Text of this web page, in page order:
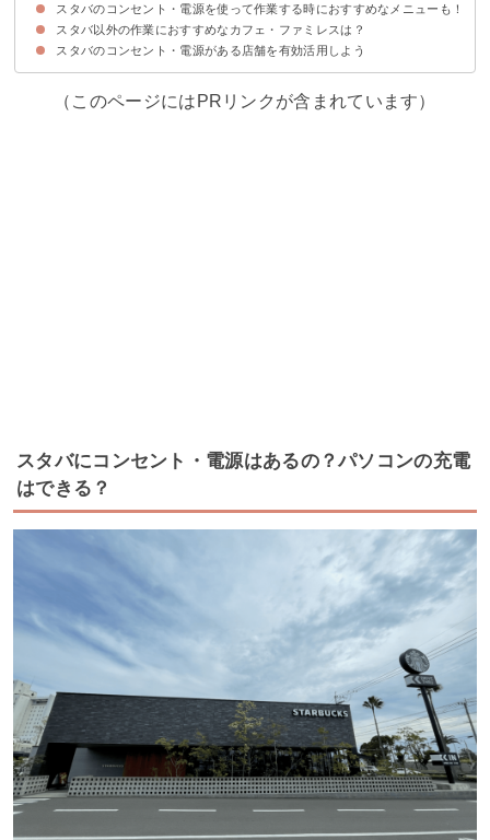
①スタバのコンセントの位置・場所はどこ？
②スタバのコンセントを使う際に確認はいる？勝手に使っていい？
③長時間の勉強・作業は避ける
④USBでの充電はできる？
⑤充電器を忘れた時は？貸し出しは行ってる？
⑥無料WiFiはある？何時間使える？
スタバのコンセント・電源を使って作業する時におすすめなメニューも！
①ドリップコーヒー（税込390円）
②ココア（税込475円）
スタバ以外の作業におすすめなカフェ・ファミレスは？
スタバのコンセント・電源がある店舗を有効活用しよう
（このページにはPRリンクが含まれています）
スタバにコンセント・電源はあるの？パソコンの充電
はできる？